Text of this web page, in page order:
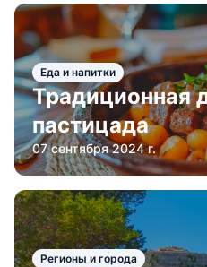
Еда и напитки
Традиционная
пастицада
07 сентября 2024 г.
Регионы и города